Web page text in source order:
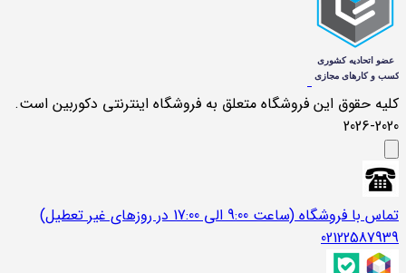
کلیه حقوق این فروشگاه متعلق به فروشگاه اینترنتی دکوربین است.
2020-2026
تماس با فروشگاه (ساعت 9:00 الی 17:00 در روزهای غیر تعطیل)
02122587939